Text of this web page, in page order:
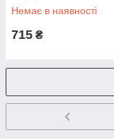
Немає в наявності
715 ₴